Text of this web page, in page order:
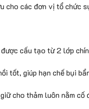
cho các đơn vị tổ chức
cấu tạo từ 2 lớp
tốt, giúp hạn chế bụi
cho thảm luôn nằm cố